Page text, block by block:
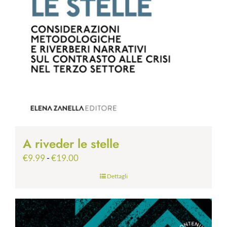
A riveder le stelle
€9.99-€19.00Fascia
€9.99
a
Dettagli